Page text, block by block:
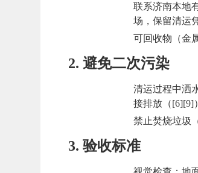
联系济南本地
场，保留清运
可回收物（金
2.避免二次污染
清运过程中洒
接排放（[6][9]
禁止焚烧垃圾
3.验收标准